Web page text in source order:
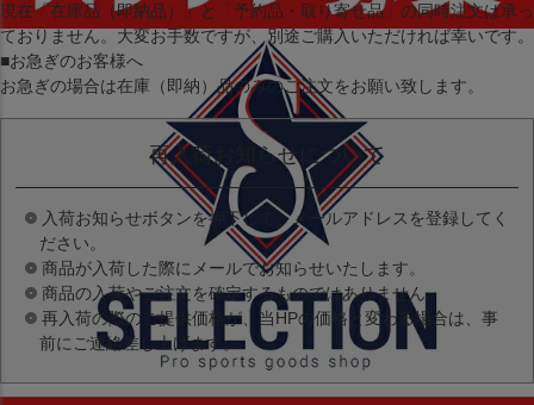
現在「在庫品（即納品）」と 「予約品・取り寄せ品」 の同時注文は承っ
ておりません。大変お手数ですが、別途ご購入いただければ幸いです。
■お急ぎのお客様へ
お急ぎの場合は在庫（即納）品のみのご注文をお願い致します。
再入荷お知らせについて
入荷お知らせボタンを押下して、メールアドレスを登録してく
ださい。
商品が入荷した際にメールでお知らせいたします。
商品の入荷やご注文を確定するものではありません。
再入荷の際のご提供価格が、当HPの価格と変わる場合は、事
前にご連絡差し上げます。